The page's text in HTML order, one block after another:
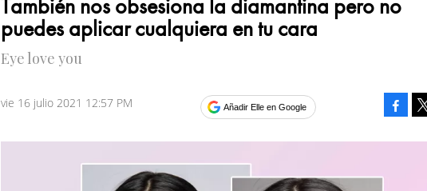
También nos obsesiona la diamantina pero no
puedes aplicar cualquiera en tu cara
Eye love you
vie 16 julio 2021 12:57 PM Añadir Elle en Google